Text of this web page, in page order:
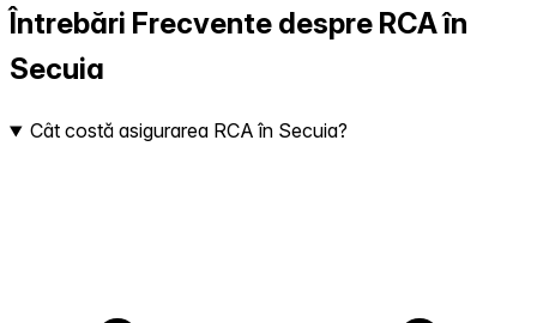
Întrebări Frecvente despre RCA în
Secuia
Cât costă asigurarea RCA în Secuia?